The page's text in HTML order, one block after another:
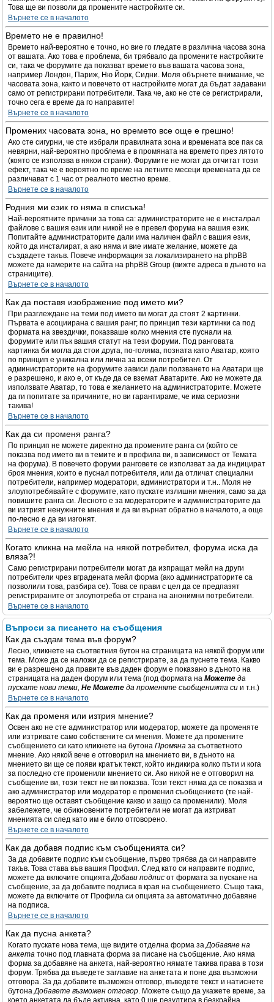
Това ще ви позволи да промените настройките си.
Върнете се в началото
Времето не е правилно!
Времето най-вероятно е точно, но вие го гледате в различна часова зона
от вашата. Ако това е проблема, би трябвало да промените настройките
си, така че форумите да показват времето във вашата часова зона,
например Лондон, Париж, Ню Йорк, Сидни. Моля обърнете внимание, че
часовата зона, както и повечето от настройките могат да бъдат задавани
само от регистрирани потребители. Така че, ако не сте се регистрирали,
точно сега е време да го направите!
Върнете се в началото
Промених часовата зона, но времето все още е грешно!
Ако сте сигурни, че сте избрали правилната зона и времената все пак са
невярни, най-вероятно проблема е в промяната на времето през лятото
(която се използва в някои страни). Форумите не могат да отчитат този
ефект, така че е вероятно по време на летните месеци времената да се
различават с 1 час от реалното местно време.
Върнете се в началото
Родния ми език го няма в списъка!
Най-вероятните причини за това са: администраторите не е инсталрал
файлове с вашия език или никой не е превел форума на вашия език.
Попитайте администраторите дали има наличен файл с вашия език,
който да инсталират, а ако няма и вие имате желание, можете да
създадете такъв. Повече информация за локализирането на phpBB
можете да намерите на сайта на phpBB Group (вижте адреса в дъното на
страниците).
Върнете се в началото
Как да поставя изображение под името ми?
При разглеждане на теми под името ви могат да стоят 2 картинки.
Първата е асоциирана с вашия ранг; по принцип тези картинки са под
формата на звездички, показваше колко мнения сте пуснали на
форумите или пък вашия статут на тези форуми. Под ранговата
картинка би могла да стои друга, по-голяма, позната като Аватар, която
по принцип е уникална или лична за всеки потребител. От
администраторите на форумите зависи дали ползването на Аватари ще
е разрешено, и ако е, от къде да се вземат Аватарите. Ако не можете да
използвате Аватар, то това е желанието на администраторите. Можете
да ги попитате за причините, но ви гарантираме, че има сериозни
такива!
Върнете се в началото
Как да си променя ранга?
По принцип не можете директно да промените ранга си (който се
показва под името ви в темите и в профила ви, в зависимост от Темата
на форума). В повечето форуми ранговете се използват за да индицират
броя мнения, които е пуснал потребителя, или да отличат специални
потребители, например модератори, администратори и т.н.. Моля не
злоупотребявайте с форумите, като пускате излишни мнения, само за да
повишите ранга си. Лесното е за модераторите и администраторите да
ви изтрият ненужните мнения и да ви върнат обратно в началото, а още
по-лесно е да ви изгонят.
Върнете се в началото
Когато кликна на мейла на някой потребител, форума иска да
вляза?!
Само регистрирани потребители могат да изпращат мейл на други
потребители чрез вградената мейл форма (ако администраторите са
позволили това, разбира се). Това се прави с цел да се предпазят
регистрираните от злоупотреба от страна на анонимни потребители.
Върнете се в началото
Въпроси за писането на съобщения
Как да създам тема във форум?
Лесно, кликнете на съответния бутон на страницата на някой форум или
тема. Може да се наложи да се регистрирате, за да пуснете тема. Какво
ви е разрешено да правите във даден форум е показано в дъното на
страницата на даден форум или тема (под формата на Можете да
пускате нови теми, Не Можете да променяте съобщенията си и т.н.)
Върнете се в началото
Как да променя или изтрия мнение?
Освен ако не сте администратор или модератор, можете да променяте
или изтривате само собствените си мнения. Можете да промените
съобщението си като кликнете на бутона Промяна за съответното
мнение. Ако някой вече е отговорил на мнението ви, в дъното на
мнението ви ще се появи кратък текст, който индикира колко пъти и кога
за последно сте променили мнението си. Ако никой не е отговорил на
съобщение ви, този текст не ви показва. Този текст няма да се показва и
ако администратор или модератор е променил съобщението (те най-
вероятно ще оставят съобщение какво и защо са променили). Моля
забележете, че обикновените потребители не могат да изтриват
мненията си след като им е било отговорено.
Върнете се в началото
Как да добавя подпис към съобщенията си?
За да добавите подпис към съобщение, първо трябва да си направите
такъв. Това става във вашия Профил. След като си направите подпис,
можете да включите опциятаДобави подпис от формата за пускане на
съобщение, за да добавите подписа в края на съобщението. Също така,
можете да включите от Профила си опцията за автоматично добавяне
на подписа.
Върнете се в началото
Как да пусна анкета?
Когато пускате нова тема, ще видите отделна форма заДобавяне на
анкета точно под главната форма за писане на съобщение. Ако няма
форма за добавяне на анкета, най-вероятно нямате такива права в този
форум. Трябва да въведете заглавие на анкетата и поне два възможни
отговора. За да добавите възможен отговор, въведете текст и натиснете
бутонаДобавете възможен отговор. Можете също да укажете време, за
което анкетата да бъде активна, като 0 ще резултира в безкрайна